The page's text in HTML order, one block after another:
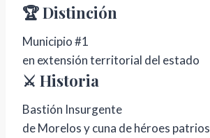
🏆 Distinción
Municipio #1
en extensión territorial del estado
⚔️ Historia
Bastión Insurgente
de Morelos y cuna de héroes patrios